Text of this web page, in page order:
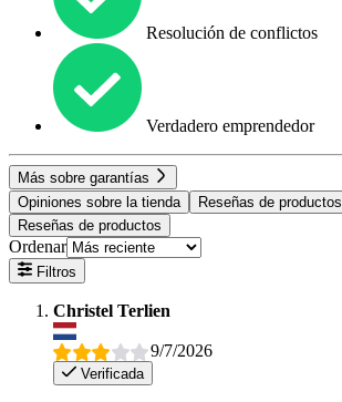
Resolución de conflictos
Verdadero emprendedor
Más sobre garantías
Opiniones sobre la tienda
Reseñas de productos
Reseñas de productos
Ordenar
Filtros
Christel Terlien
9/7/2026
Verificada